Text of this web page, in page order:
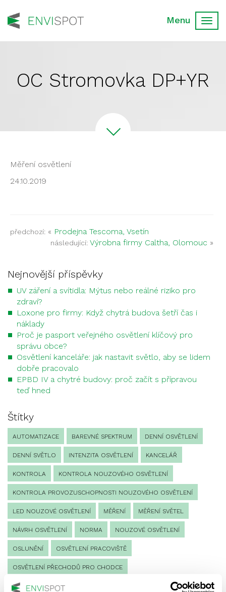
OC Stromovka DP+YR
Měření osvětlení
24.10.2019
předchozí: « Prodejna Tescoma, Vsetín
následující: Výrobna firmy Caltha, Olomouc »
Nejnovější příspěvky
UV záření a svítidla: Mýtus nebo reálné riziko pro
zdraví?
Loxone pro firmy: Když chytrá budova šetří čas i
náklady
Proč je pasport veřejného osvětlení klíčový pro
správu obce?
Osvětlení kanceláře: jak nastavit světlo, aby se lidem
dobře pracovalo
EPBD IV a chytré budovy: proč začít s přípravou
teď hned
Štítky
AUTOMATIZACE BAREVNÉ SPEKTRUM DENNÍ OSVĚTLENÍ
DENNÍ SVĚTLO INTENZITA OSVĚTLENÍ KANCELÁŘ
KONTROLA KONTROLA NOUZOVÉHO OSVĚTLENÍ
KONTROLA PROVOZUSCHOPNOSTI NOUZOVÉHO OSVĚTLENÍ
LED NOUZOVÉ OSVĚTLENÍ MĚŘENÍ MĚŘENÍ SVĚTEL
NÁVRH OSVĚTLENÍ NORMA NOUZOVÉ OSVĚTLENÍ
OSLUNĚNÍ OSVĚTLENÍ PRACOVIŠTĚ
OSVĚTLENÍ PŘECHODŮ PRO CHODCE
OSVĚTLENÍ SPORTOVIŠŤ